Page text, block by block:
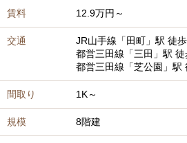
賃料 12.9万円～
交通 JR山手線 「田町」駅 徒
都営三田線 「三田」駅 徒
都営三田線 「芝公園」駅
間取り 1K～
規模 8階建